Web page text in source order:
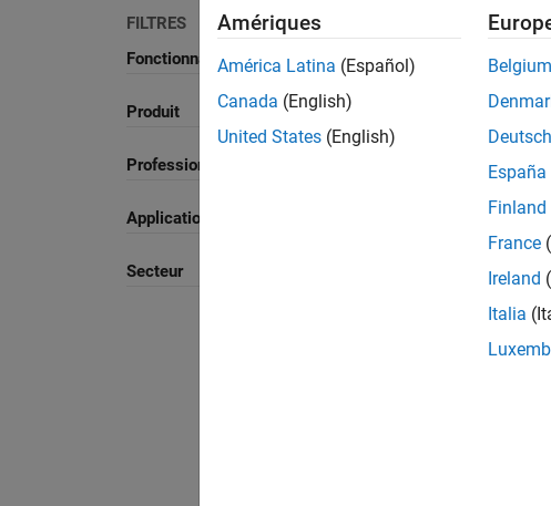
FILTRES
Fonctionnalité
Produit
Professionnels
Application
Secteur
Trier par
Amériques
América Latina (Español)
Canada (English)
United States (English)
Belgium
España
Finland
France
Ireland
Italia